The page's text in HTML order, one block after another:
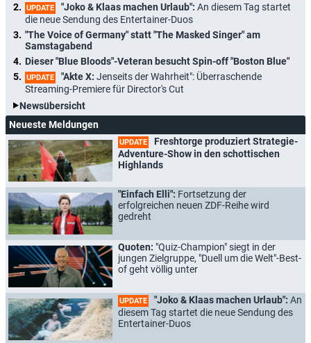
UPDATE "Joko & Klaas machen Urlaub": An diesem Tag startet
die neue Sendung des Entertainer-Duos
"The Voice of Germany" statt "The Masked Singer" am
Samstagabend
Dieser "Blue Bloods"-Veteran besucht Spin-off "Boston Blue"
UPDATE "Akte X: Jenseits der Wahrheit": Überraschende
Streaming-Premiere für Director's Cut
Newsübersicht
Neueste Meldungen
UPDATE
Freshtorge produziert Strategie-
Adventure-Show in den schottischen
Highlands
"Einfach Elli": Fortsetzung der
erfolgreichen neuen ZDF-Reihe wird
gedreht
Quoten: "Quiz-Champion" siegt in der
jungen Zielgruppe, "Duell um die Welt"-Best-
of geht völlig unter
UPDATE "Joko & Klaas machen Urlaub": An
diesem Tag startet die neue Sendung des
Entertainer-Duos